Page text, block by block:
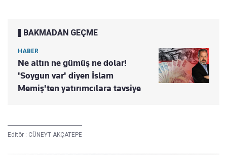
BAKMADAN GEÇME
HABER
Ne altın ne gümüş ne dolar!
'Soygun var' diyen İslam
Memiş'ten yatırımcılara tavsiye
Editör : CÜNEYT AKÇATEPE